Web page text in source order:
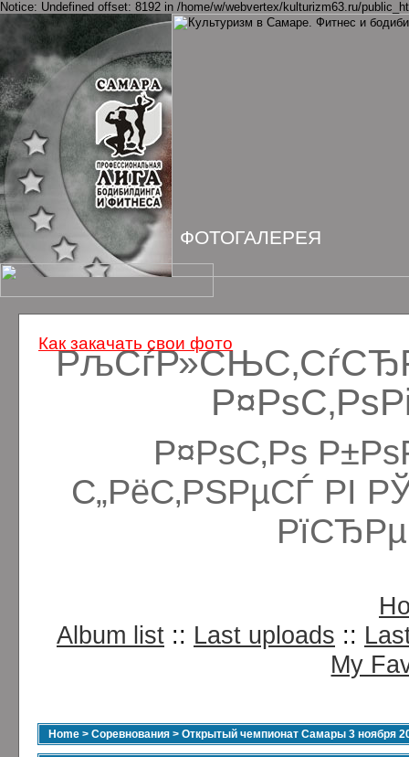
Notice: Undefined offset: 8192 in /home/w/webvertex/kulturizm63.ru/
Р¤РѕС‚Рѕ
С„РёС‚РЅРµСЃ РІ
Album list :: Last uploads ::
My
Home > Соревнования > Открытый чемпионат Самары 3 ноября
ФОТОГАЛЕРЕЯ
Как закачать свои фото